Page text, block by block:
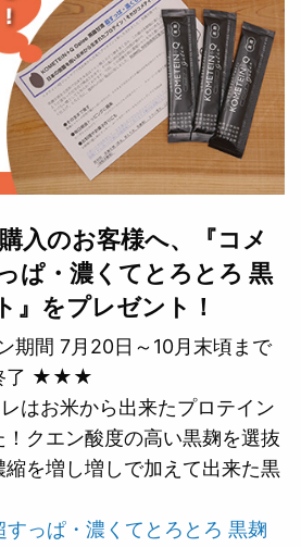
入のお客様へ、『コメ
ぱ・濃くてとろとろ 黒
』をプレゼント！
間 7月20日～10月末頃まで
了 ★★★
はお米から出来たプロテイン
！クエン酸度の高い黒麹を選抜
縮を増し増しで加えて出来た黒
っぱ・濃くてとろとろ 黒麹